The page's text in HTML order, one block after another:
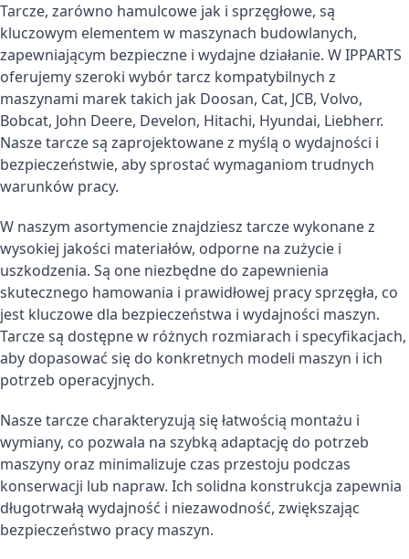
Tarcze, zarówno hamulcowe jak i sprzęgłowe, są
kluczowym elementem w maszynach budowlanych,
zapewniającym bezpieczne i wydajne działanie. W IPPARTS
oferujemy szeroki wybór tarcz kompatybilnych z
maszynami marek takich jak Doosan, Cat, JCB, Volvo,
Bobcat, John Deere, Develon, Hitachi, Hyundai, Liebherr.
Nasze tarcze są zaprojektowane z myślą o wydajności i
bezpieczeństwie, aby sprostać wymaganiom trudnych
warunków pracy.
W naszym asortymencie znajdziesz tarcze wykonane z
wysokiej jakości materiałów, odporne na zużycie i
uszkodzenia. Są one niezbędne do zapewnienia
skutecznego hamowania i prawidłowej pracy sprzęgła, co
jest kluczowe dla bezpieczeństwa i wydajności maszyn.
Tarcze są dostępne w różnych rozmiarach i specyfikacjach,
aby dopasować się do konkretnych modeli maszyn i ich
potrzeb operacyjnych.
Nasze tarcze charakteryzują się łatwością montażu i
wymiany, co pozwala na szybką adaptację do potrzeb
maszyny oraz minimalizuje czas przestoju podczas
konserwacji lub napraw. Ich solidna konstrukcja zapewnia
długotrwałą wydajność i niezawodność, zwiększając
bezpieczeństwo pracy maszyn.